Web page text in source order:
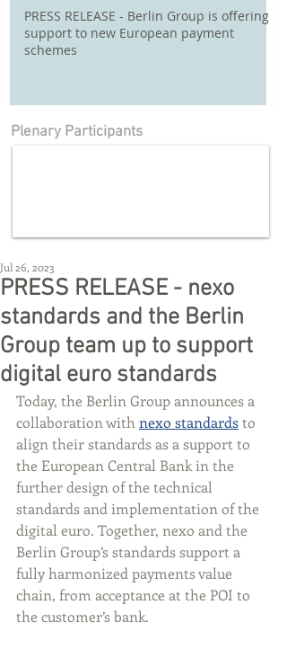
PRESS RELEASE - Berlin Group is offering
support to new European payment
schemes
Plenary Participants
PRESS RELEASE - nexo
standards and the Berlin
Group team up to support
digital euro standards
Jul 26, 2023
Today, the Berlin Group announces a
collaboration with nexo standards to
align their standards as a support to
the European Central Bank in the
further design of the technical
standards and implementation of the
digital euro. Together, nexo and the
Berlin Group’s standards support a
fully harmonized payments value
chain, from acceptance at the POI to
the customer’s bank.